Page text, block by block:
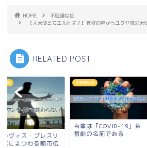
HOME
不思議な話
【大天使ミカエルとは？】異教の神からユダヤ教の天
RELATED POST
な話
ルヴィス・プレスリ
死にまつわる都市伝
不思議な話
吾輩は「COVID-19」茶
番劇の名前である